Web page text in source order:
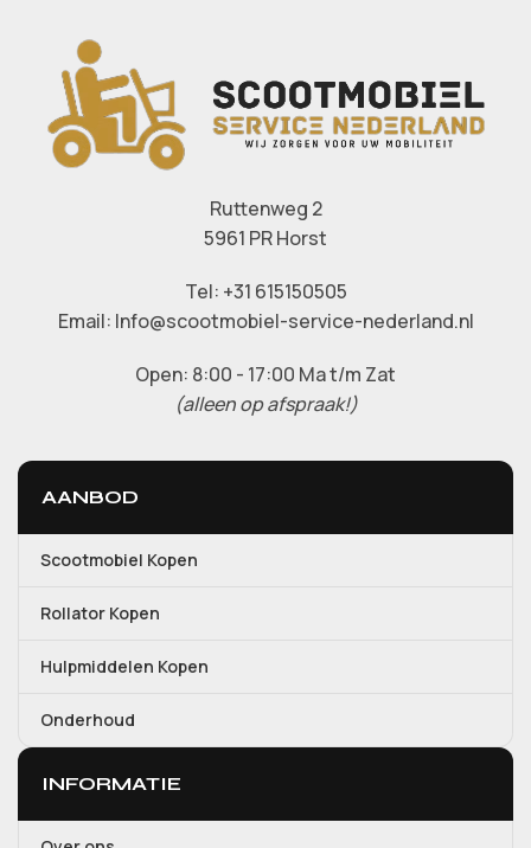
Ruttenweg 2
5961 PR Horst
Tel: +31 615150505
Email: Info@scootmobiel-service-nederland.nl
Open: 8:00 - 17:00 Ma t/m Zat
(alleen op afspraak!)
AANBOD
Scootmobiel Kopen
Rollator Kopen
Hulpmiddelen Kopen
Onderhoud
INFORMATIE